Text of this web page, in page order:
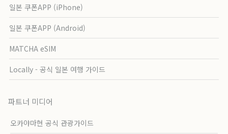
일본 쿠폰APP (iPhone)
일본 쿠폰APP (Android)
MATCHA eSIM
Locally - 공식 일본 여행 가이드
파트너 미디어
오카야마현 공식 관광가이드